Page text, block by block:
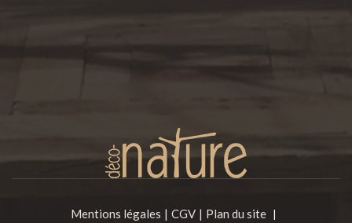
Mentions légales CGV Plan du site |